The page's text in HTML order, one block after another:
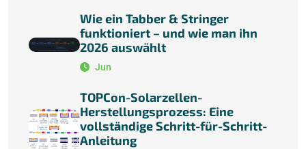
Wie ein Tabber & Stringer
funktioniert – und wie man ihn
2026 auswählt
Jun
TOPCon-Solarzellen-
Herstellungsprozess: Eine
vollständige Schritt-für-Schritt-
Anleitung